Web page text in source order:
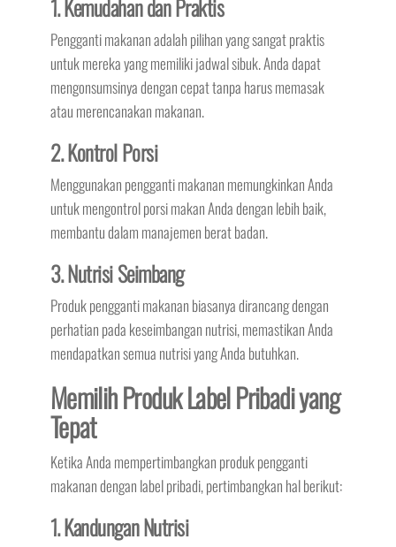
1. Kemudahan dan Praktis
Pengganti makanan adalah pilihan yang sangat praktis
untuk mereka yang memiliki jadwal sibuk. Anda dapat
mengonsumsinya dengan cepat tanpa harus memasak
atau merencanakan makanan.
2. Kontrol Porsi
Menggunakan pengganti makanan memungkinkan Anda
untuk mengontrol porsi makan Anda dengan lebih baik,
membantu dalam manajemen berat badan.
3. Nutrisi Seimbang
Produk pengganti makanan biasanya dirancang dengan
perhatian pada keseimbangan nutrisi, memastikan Anda
mendapatkan semua nutrisi yang Anda butuhkan.
Memilih Produk Label Pribadi yang
Tepat
Ketika Anda mempertimbangkan produk pengganti
makanan dengan label pribadi, pertimbangkan hal berikut:
1. Kandungan Nutrisi